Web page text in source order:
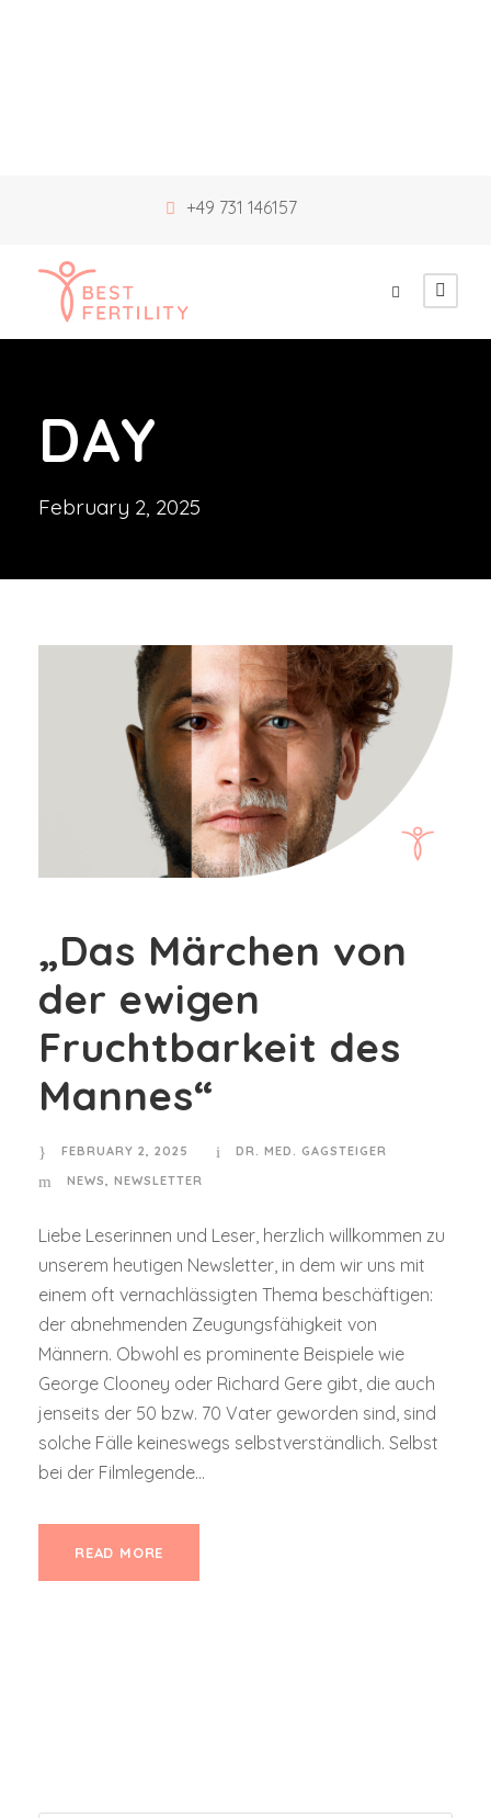
+49 731 146157
DAY
February 2, 2025
„Das Märchen von
der ewigen
Fruchtbarkeit des
Mannes“
FEBRUARY 2, 2025
DR. MED. GAGSTEIGER
NEWS, NEWSLETTER
Liebe Leserinnen und Leser, herzlich willkommen zu
unserem heutigen Newsletter, in dem wir uns mit
einem oft vernachlässigten Thema beschäftigen:
der abnehmenden Zeugungsfähigkeit von
Männern. Obwohl es prominente Beispiele wie
George Clooney oder Richard Gere gibt, die auch
jenseits der 50 bzw. 70 Vater geworden sind, sind
solche Fälle keineswegs selbstverständlich. Selbst
bei der Filmlegende...
READ MORE